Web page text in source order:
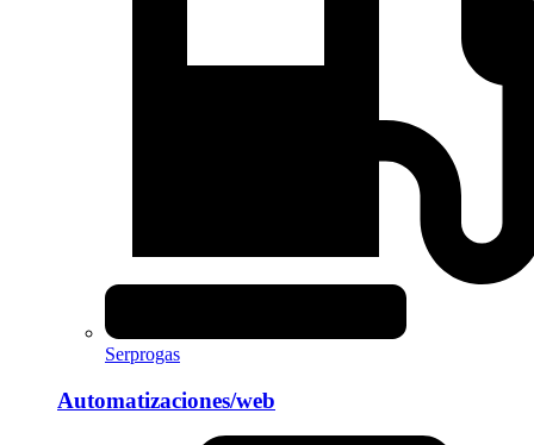
Serprogas
Automatizaciones/web